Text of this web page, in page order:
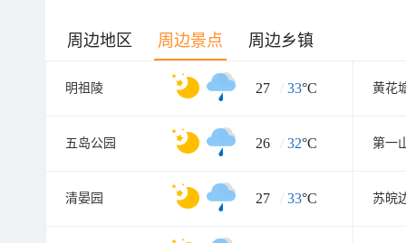
周边地区 周边景点 周边乡镇
明祖陵 27 / 33°C
五岛公园 26 / 32°C 第一
清晏园 27 / 33°C 苏皖